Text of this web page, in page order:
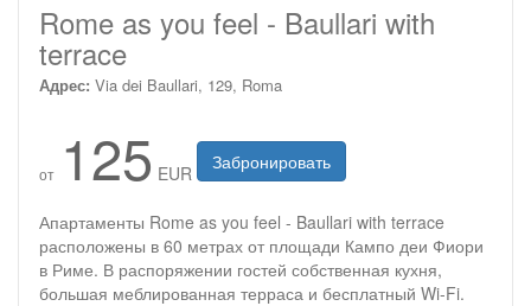
Rome as you feel - Baullari with
terrace
Адрес: Via dei Baullari, 129, Roma
от 125 EUR Забронировать
Апартаменты Rome as you feel - Baullari with terrace
расположены в 60 метрах от площади Кампо деи Фиори
в Риме. В распоряжении гостей собственная кухня,
большая меблированная терраса и бесплатный Wi-Fi.